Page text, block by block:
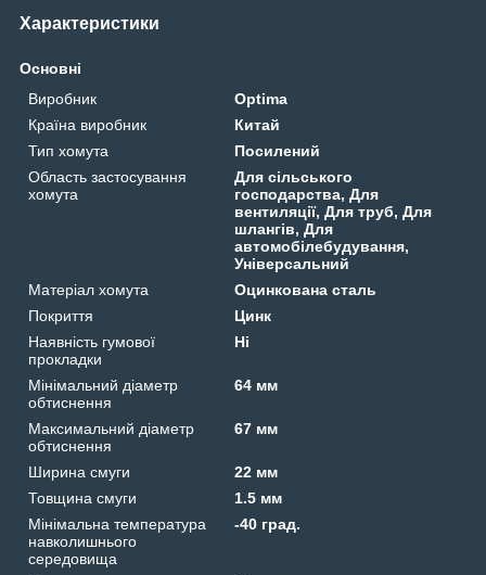
Характеристики
Основні
Виробник
Optima
Країна виробник
Китай
Тип хомута
Посилений
Область застосування
хомута
Для сільського
господарства, Для
вентиляції, Для труб, Для
шлангів, Для
автомобілебудування,
Універсальний
Матеріал хомута
Оцинкована сталь
Покриття
Цинк
Наявність гумової
прокладки
Ні
Мінімальний діаметр
обтиснення
64 мм
Максимальний діаметр
обтиснення
67 мм
Ширина смуги
22 мм
Товщина смуги
1.5 мм
Мінімальна температура
навколишнього
середовища
-40 град.